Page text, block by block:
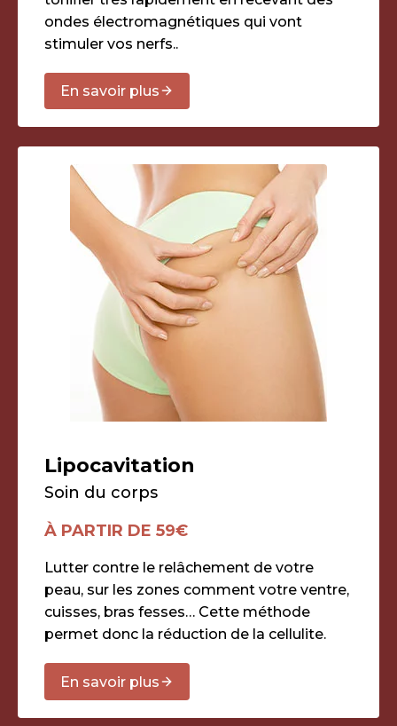
ondes électromagnétiques qui vont
stimuler vos nerfs..
En savoir plus
Lipocavitation
Soin du corps
À PARTIR DE 59€
Lutter contre le relâchement de votre
peau, sur les zones comment votre ventre,
cuisses, bras fesses… Cette méthode
permet donc la réduction de la cellulite.
En savoir plus